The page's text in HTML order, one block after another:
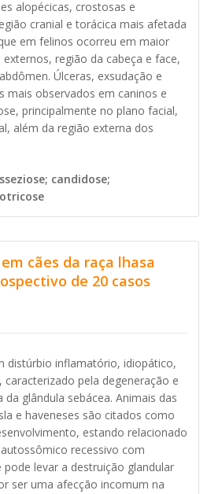
alopécicas, crostosas e
cranial e torácica mais afetada
em felinos ocorreu em maior
região da cabeça e face,
Úlceras, exsudação e
mais observados em caninos e
principalmente no plano facial,
além da região externa dos
candidose;
cães da raça lhasa
de 20 casos
distúrbio inflamatório, idiopático,
pela degeneração e
glândula sebácea. Animais das
e haveneses são citados como
estando relacionado
recessivo com
pode levar a destruição glandular
ser uma afecção incomum na